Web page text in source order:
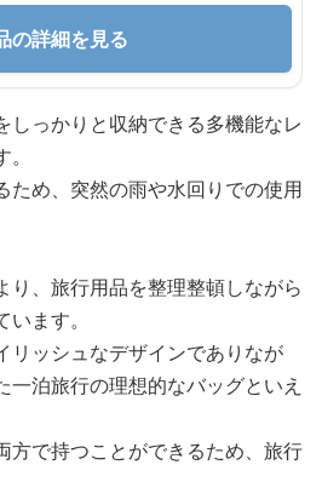
の詳細を見る
しっかりと収納できる多機能なレ
ため、突然の雨や水回りでの使用
り、旅行用品を整理整頓しながら
ます。
リッシュなデザインでありなが
一泊旅行の理想的なバッグといえ
方で持つことができるため、旅行